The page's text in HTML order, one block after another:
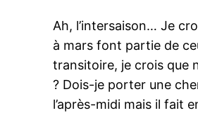
Ah, l’intersaison… Je
à mars font partie de
transitoire, je crois que
? Dois-je porter une
l’après-midi mais il fait